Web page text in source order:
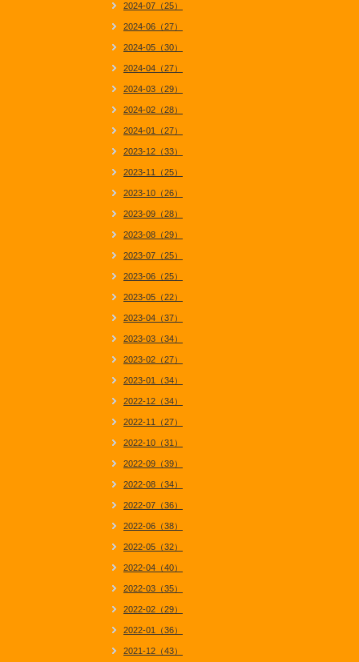
2024-07（25）
2024-06（27）
2024-05（30）
2024-04（27）
2024-03（29）
2024-02（28）
2024-01（27）
2023-12（33）
2023-11（25）
2023-10（26）
2023-09（28）
2023-08（29）
2023-07（25）
2023-06（25）
2023-05（22）
2023-04（37）
2023-03（34）
2023-02（27）
2023-01（34）
2022-12（34）
2022-11（27）
2022-10（31）
2022-09（39）
2022-08（34）
2022-07（36）
2022-06（38）
2022-05（32）
2022-04（40）
2022-03（35）
2022-02（29）
2022-01（36）
2021-12（43）